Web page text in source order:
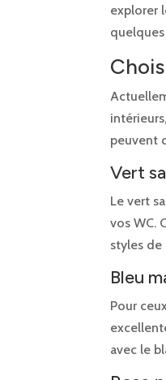
explorer
peuvent
Vert
Le vert
vos WC.
styles
Bleu
Pour
avec le